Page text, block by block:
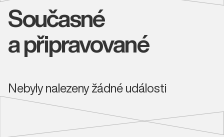
Současné
a připravované
Nebyly nalezeny žádné události